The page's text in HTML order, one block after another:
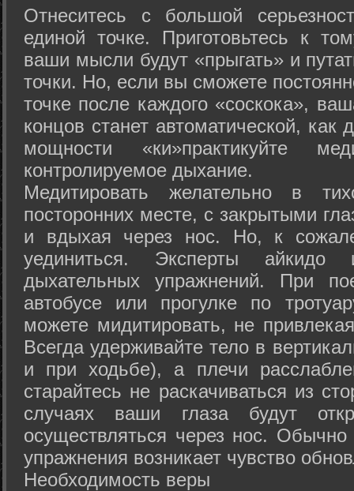
Отнеситесь с большой
единой точке. Приготовьтесь к
ваши мысли будут «прыгать» и
точки. Но, если вы сможете
точке после каждого «соскока»,
концов станет автоматической,
мощности «ки»практикуйте
контролируемое дыхание.
Медитировать желательно в
посторонних месте, с закрытыми
и вдыхая через нос. Но, к
уединиться. Эксперты айкидо
дыхательных упражнений. При
автобусе или прогулке по
можете мидитировать, не
Всегда удерживайте тело в
и при ходьбе), а плечи
старайтесь не раскачиваться из
случаях ваши глаза будут
осуществляться через нос. Обычно
упражнения возникает чувство
Необходимость веры